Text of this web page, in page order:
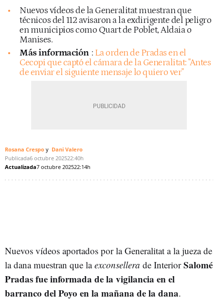
Nuevos vídeos de la Generalitat muestran que
técnicos del 112 avisaron a la exdirigente del peligro
en municipios como Quart de Poblet, Aldaia o
Manises.
Más información : La orden de Pradas en el
Cecopi que captó el cámara de la Generalitat: "Antes
de enviar el siguiente mensaje lo quiero ver"
Rosana Crespo
Dani Valero
Publicada6 octubre 202522:40h
Actualizada7 octubre 202522:14h
Nuevos vídeos aportados por la Generalitat a la jueza de
la dana muestran que laexconsellera de InteriorSalomé
Pradasfue informada de la vigilancia en el
barranco del Poyo en la mañana de la dana.